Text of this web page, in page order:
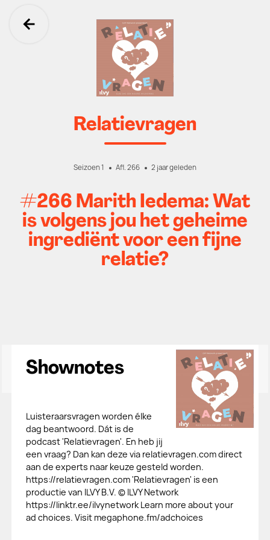
Ga terug
Relatievragen
Seizoen 1 Afl. 266 2 jaar geleden
#266 Marith Iedema: Wat
is volgens jou het geheime
ingrediënt voor een fijne
relatie?
Shownotes
Luisteraarsvragen worden élke
dag beantwoord. Dát is de
podcast 'Relatievragen'. En heb jij
een vraag? Dan kan deze via relatievragen.com direct
aan de experts naar keuze gesteld worden.
https://relatievragen.com 'Relatievragen' is een
productie van ILVY B.V. © ILVY Network
https://linktr.ee/ilvynetwork Learn more about your
ad choices. Visit megaphone.fm/adchoices